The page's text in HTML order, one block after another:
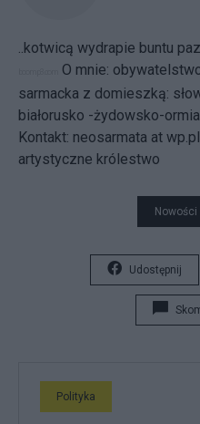
..kotwicą wydrapie buntu
O mnie:
sarmacka z domieszką:
białorusko -żydowsko-
Kontakt: neosarmata at
artystyczne królestwo
Nowości
Udostępnij
Polityka